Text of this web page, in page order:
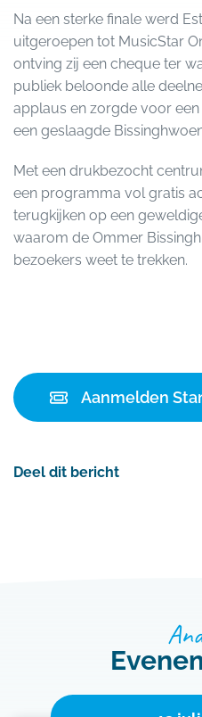
Na een sterke finale werd
uitgeroepen tot MusicStar
ontving zij een cheque ter
publiek beloonde alle
applaus en zorgde voor
een geslaagde
Met een drukbezocht
een programma vol gratis
terugkijken op een
waarom de Ommer
bezoekers weet te trekken.
Aanmelden
Deel dit bericht